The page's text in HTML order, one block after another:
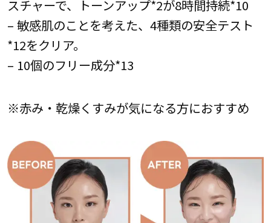
スチャーで、トーンアップ*2が8時間持続*10
– 敏感肌のことを考えた、4種類の安全テスト
*12をクリア。
– 10個のフリー成分*13
※赤み・乾燥くすみが気になる方におすすめ